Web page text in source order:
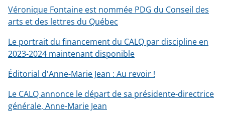
Véronique Fontaine est nommée PDG du Conseil des
arts et des lettres du Québec
Le portrait du financement du CALQ par discipline en
2023-2024 maintenant disponible
Éditorial d'Anne-Marie Jean : Au revoir !
Le CALQ annonce le départ de sa présidente-directrice
générale, Anne-Marie Jean